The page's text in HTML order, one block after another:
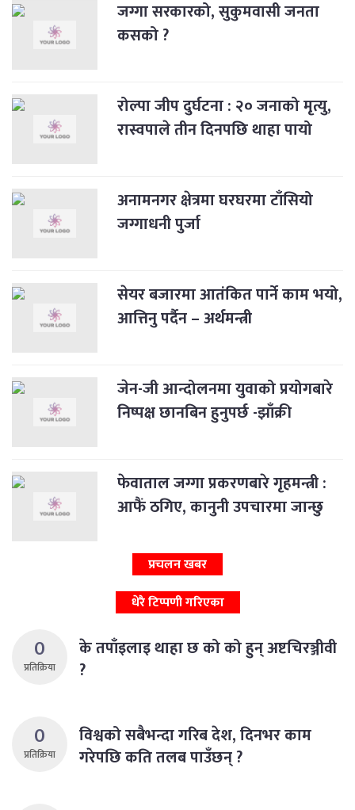
जग्गा सरकारको, सुकुमवासी जनता
कसको ?
रोल्पा जीप दुर्घटना : २० जनाको मृत्यु,
रास्वपाले तीन दिनपछि थाहा पायो
अनामनगर क्षेत्रमा घरघरमा टाँसियो
जग्गाधनी पुर्जा
सेयर बजारमा आतंकित पार्ने काम भयो,
आत्तिनु पर्दैन – अर्थमन्त्री
जेन-जी आन्दोलनमा युवाको प्रयोगबारे
निष्पक्ष छानबिन हुनुपर्छ -झाँक्री
फेवाताल जग्गा प्रकरणबारे गृहमन्त्री :
आफैं ठगिए, कानुनी उपचारमा जान्छु
प्रचलन खबर
धेरै टिप्पणी गरिएका
0
प्रतिक्रिया
के तपाँइलाइ थाहा छ को को हुन् अष्टचिरञ्जीवी
?
0
प्रतिक्रिया
विश्वको सबैभन्दा गरिब देश, दिनभर काम
गरेपछि कति तलब पाउँछन् ?